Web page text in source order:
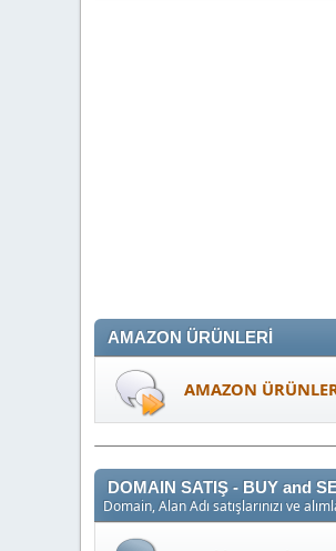
AMAZON ÜRÜNLERİ
AMAZON
DOMAIN SATIŞ - BUY and
Domain, Alan Adı satışlarınızı ve